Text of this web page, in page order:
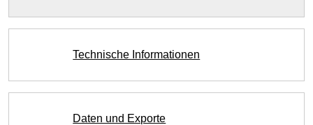
Technische Informationen
Daten und Exporte